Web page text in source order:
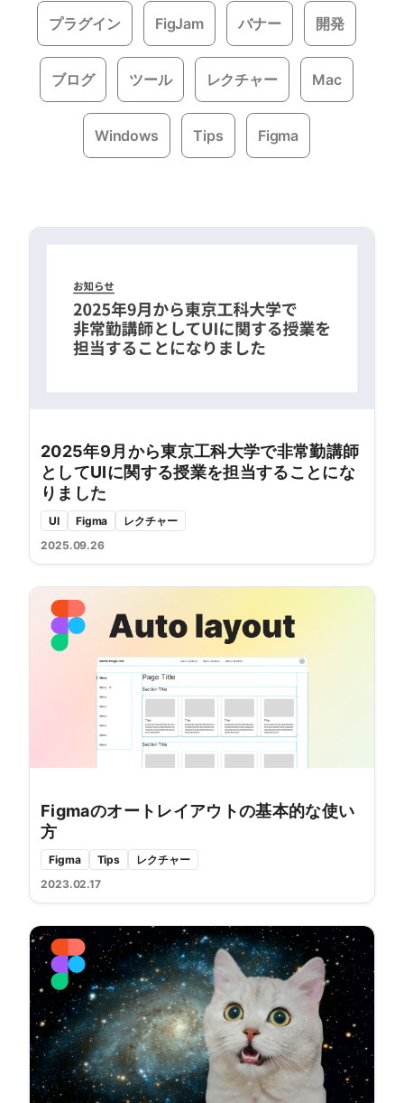
プラグイン FigJam バナー 開発
ブログ ツール レクチャー Mac
Windows Tips Figma
2025年9月から東京工科大学で非常勤講師
としてUIに関する授業を担当することにな
りました
UI Figma
レクチャー
2025.09.26
Figmaのオートレイアウトの基本的な使い
方
Figma Tips
レクチャー
2023.02.17